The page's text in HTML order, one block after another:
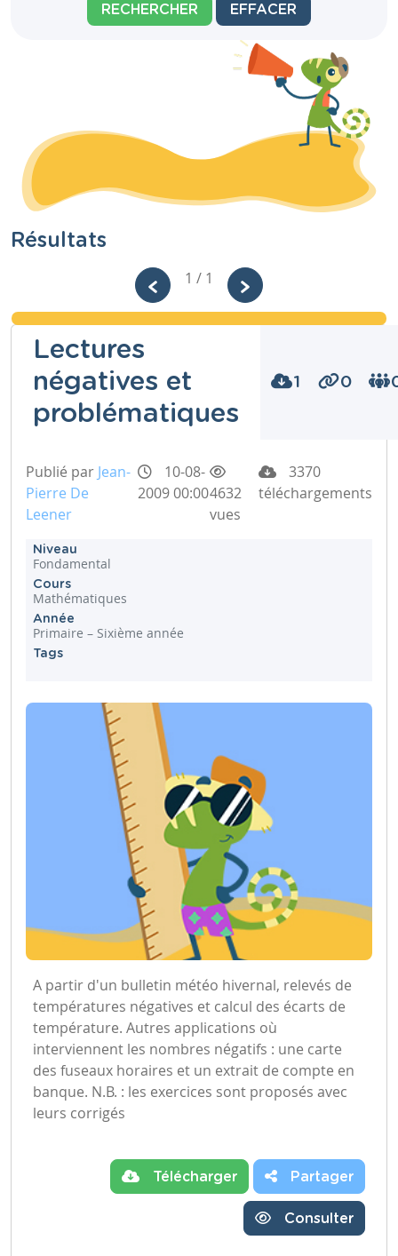
RECHERCHER EFFACER
Résultats
1 / 1
Lectures
négatives et
problématiques
1 0
Publié par Jean-
Pierre De
Leener
10-08-
2009 00:004632
vues
3370
téléchargements
Niveau
Fondamental
Cours
Mathématiques
Année
Primaire – Sixième année
Tags
A partir d'un bulletin météo hivernal, relevés de
températures négatives et calcul des écarts de
température. Autres applications où
interviennent les nombres négatifs : une carte
des fuseaux horaires et un extrait de compte en
banque. N.B. : les exercices sont proposés avec
leurs corrigés
Télécharger Partager
Consulter